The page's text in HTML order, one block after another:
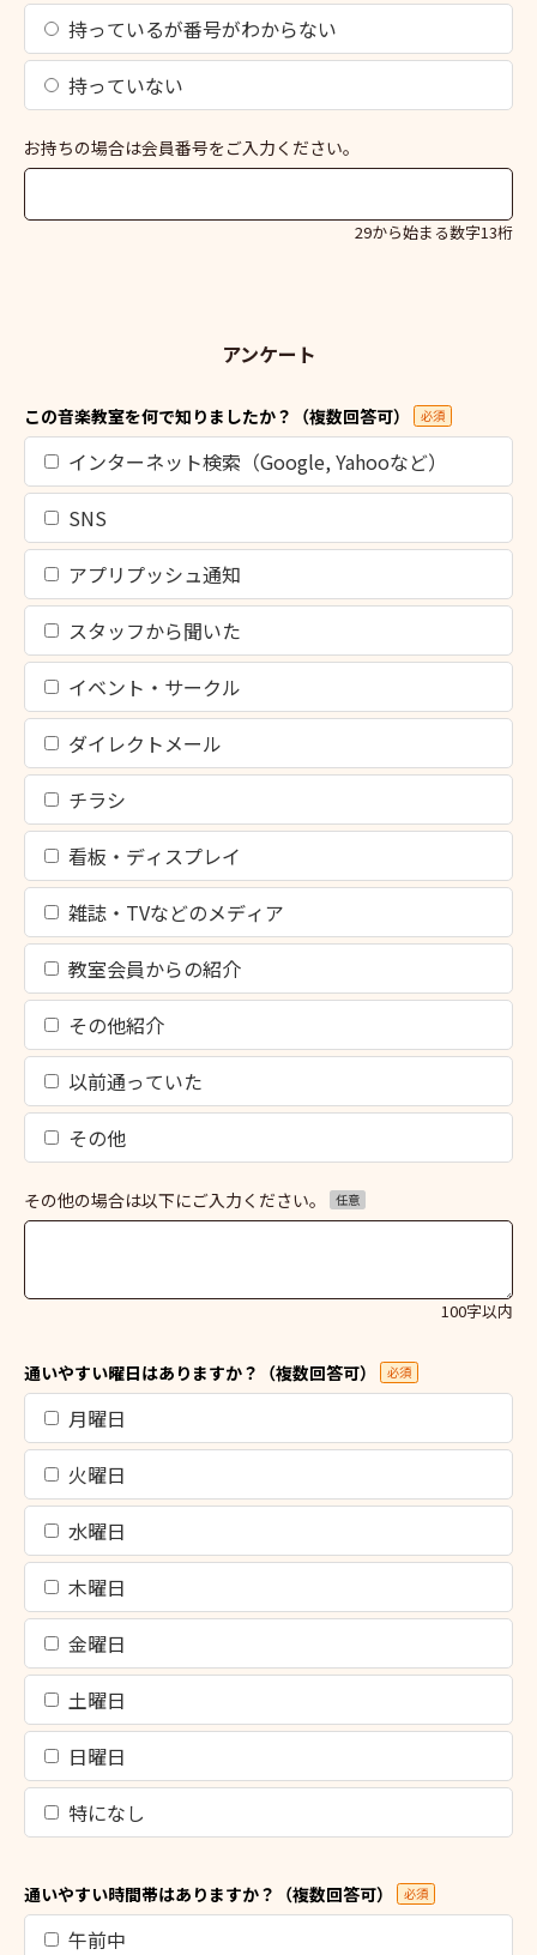
持っているが番号がわからない
持っていない
お持ちの場合は会員番号をご入力ください。
29から始まる数字13桁
アンケート
この音楽教室を何で知りましたか？（複数回答可） 必須
インターネット検索（Google, Yahooなど）
SNS
アプリプッシュ通知
スタッフから聞いた
イベント・サークル
ダイレクトメール
チラシ
看板・ディスプレイ
雑誌・TVなどのメディア
教室会員からの紹介
その他紹介
以前通っていた
その他
その他の場合は以下にご入力ください。 任意
100字以内
通いやすい曜日はありますか？（複数回答可） 必須
月曜日
火曜日
水曜日
木曜日
金曜日
土曜日
日曜日
特になし
通いやすい時間帯はありますか？（複数回答可） 必須
午前中